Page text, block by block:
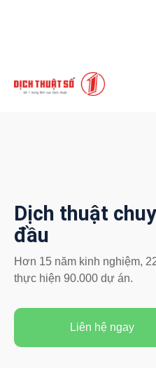
Dịch thuật
đầu
Hơn 15 năm kinh nghiệm,
thực hiện 90.000 dự án.
Liên hệ ngay